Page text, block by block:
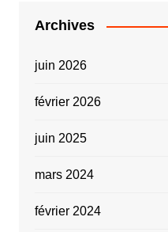
Archives
juin 2026
février 2026
juin 2025
mars 2024
février 2024